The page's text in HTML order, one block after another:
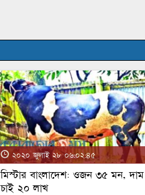
২০২০ জুলাই ২৮ ০৬:০২:৪৫
মিস্টার বাংলাদেশ: ওজন ৩৫ মন, দাম
চাই ২০ লাখ